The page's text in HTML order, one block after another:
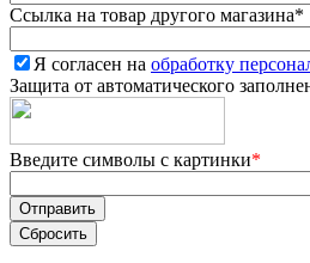
Ссылка на товар другого магазина*
Я согласен на обработку
Защита от автоматического
Введите символы с картинки*